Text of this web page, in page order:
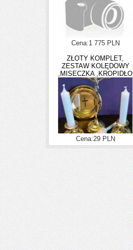
Cena:1 775 PLN
ZŁOTY KOMPLET,
ZESTAW KOLĘDOWY
,MISECZKA ,KROPIDŁO
Cena:29 PLN